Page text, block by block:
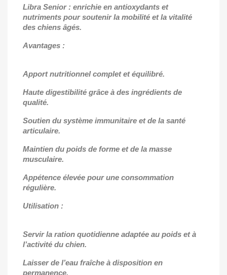
Libra Senior : enrichie en antioxydants et
nutriments pour soutenir la mobilité et la vitalité
des chiens âgés.
Avantages :
Apport nutritionnel complet et équilibré.
Haute digestibilité grâce à des ingrédients de
qualité.
Soutien du système immunitaire et de la santé
articulaire.
Maintien du poids de forme et de la masse
musculaire.
Appétence élevée pour une consommation
régulière.
Utilisation :
Servir la ration quotidienne adaptée au poids et à
l’activité du chien.
Laisser de l’eau fraîche à disposition en
permanence.